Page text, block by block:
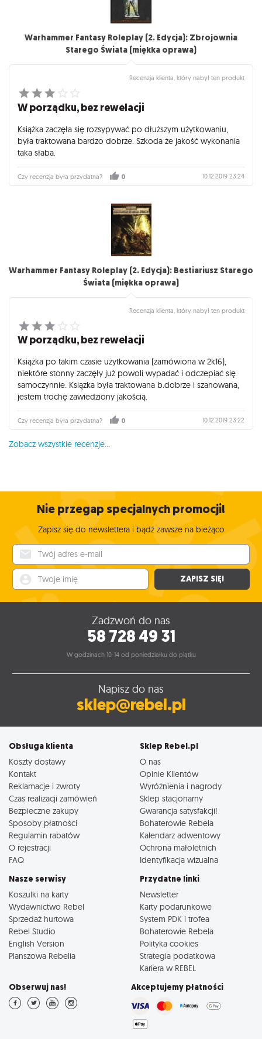
Warhammer Fantasy Roleplay (2. Edycja): Zbrojownia
Starego Świata (miękka oprawa)
Recenzja klienta, który nabył ten produkt
W porządku, bez rewelacji
Książka zaczęła się rozsypywać po dłuższym użytkowaniu,
była traktowana bardzo dobrze. Szkoda że jakość wykonania
taka słaba.
Czy recenzja była przydatna? 0 10.12.2019 23:24
Warhammer Fantasy Roleplay (2. Edycja): Bestiariusz Starego
Świata (miękka oprawa)
Recenzja klienta, który nabył ten produkt
W porządku, bez rewelacji
Książka po takim czasie użytkowania (zamówiona w 2k16),
niektóre stonny zaczęły już powoli wypadać i odczepiać się
samoczynnie. Ksiązka była traktowana b.dobrze i szanowana,
jestem trochę zawiedziony jakością.
Czy recenzja była przydatna? 0 10.12.2019 23:22
Zobacz wszystkie recenzje...
Nie przegap specjalnych promocji!
Zapisz się do newslettera i bądź zawsze na bieżąco
ZAPISZ SIĘ!
Zadzwoń do nas
58 728 49 31
W godzinach 10-14 od poniedziałku do piątku
Napisz do nas
sklep@rebel.pl
Obsługa klienta
Koszty dostawy
Kontakt
Reklamacje i zwroty
Czas realizacji zamówień
Bezpieczne zakupy
Sposoby płatności
Regulamin rabatów
O rejestracji
FAQ
Sklep Rebel.pl
O nas
Opinie Klientów
Wyróżnienia i nagrody
Sklep stacjonarny
Gwarancja satysfakcji!
Bohaterowie Rebela
Kalendarz adwentowy
Ochrona małoletnich
Identyfikacja wizualna
Nasze serwisy
Koszulki na karty
Wydawnictwo Rebel
Sprzedaż hurtowa
Rebel Studio
English Version
Planszowa Rebelia
Przydatne linki
Newsletter
Karty podarunkowe
System PDK i trofea
Bohaterowie Rebela
Polityka cookies
Strategia podatkowa
Kariera w REBEL
Obserwuj nas! Akceptujemy płatności